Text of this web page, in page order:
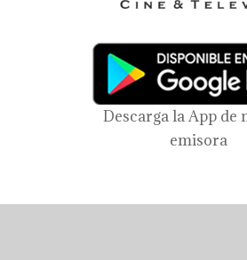
Descarga la App de
emisora